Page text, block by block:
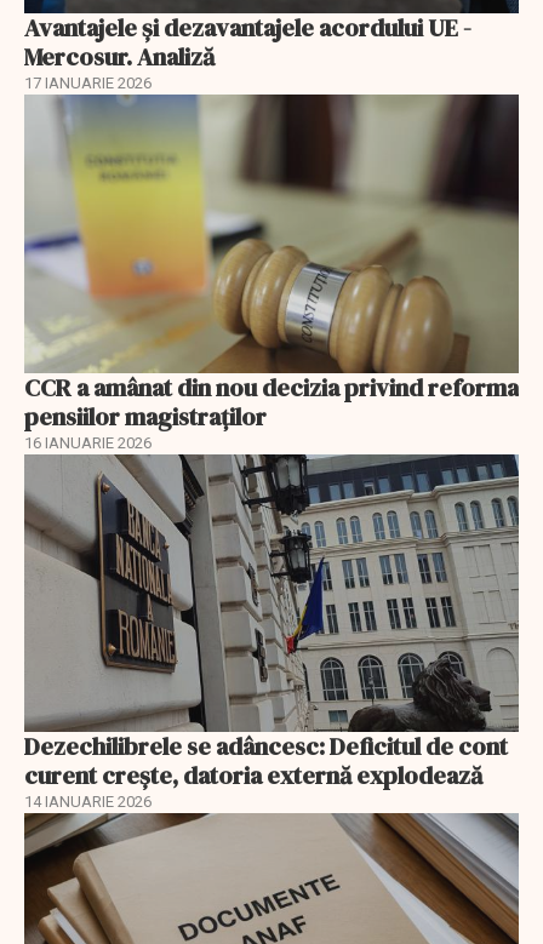
Avantajele şi dezavantajele acordului UE -
Mercosur. Analiză
17 IANUARIE 2026
CCR a amânat din nou decizia privind reforma
pensiilor magistraţilor
16 IANUARIE 2026
Dezechilibrele se adâncesc: Deficitul de cont
curent crește, datoria externă explodează
14 IANUARIE 2026